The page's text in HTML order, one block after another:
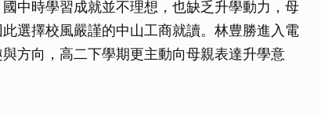
中時學習成就並不理想，也缺乏升學動力，母
選擇校風嚴謹的中山工商就讀。林豊勝進入電
方向，高二下學期更主動向母親表達升學意